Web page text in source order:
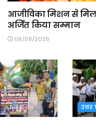
आजीविका मिशन से मिला
अर्जित किया सम्मान
08/08/2026
उत्तर